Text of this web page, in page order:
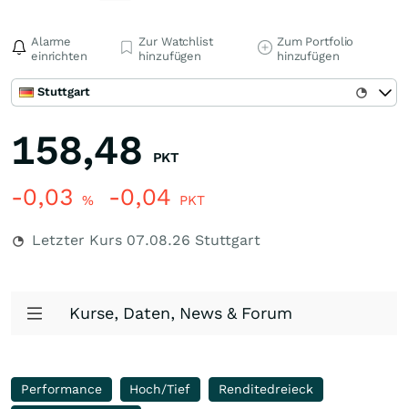
Alarme
einrichten
Zur Watchlist
hinzufügen
Zum Portfolio
hinzufügen
Stuttgart
158,48 PKT
-0,03 % -0,04 PKT
Letzter Kurs 07.08.26 Stuttgart
Kurse, Daten, News & Forum
Performance Hoch/Tief
Renditedreieck